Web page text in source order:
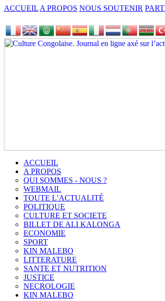
ACCUEIL A PROPOS NOUS SOUTENIR
ACCUEIL
A PROPOS
QUI SOMMES - NOUS ?
WEBMAIL
TOUTE L’ACTUALITÉ
POLITIQUE
CULTURE ET SOCIETE
BILLET DE ALI KALONGA
ECONOMIE
SPORT
KIN MALEBO
LITTERATURE
SANTE ET NUTRITION
JUSTICE
NECROLOGIE
KIN MALEBO